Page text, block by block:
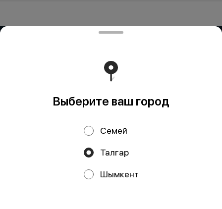
в АО "Kaspi Bank" БИК CASPKZKA
Работает на эффективном ядре
Политика конфиденциальности
Выберите ваш город
Семей
Талгар
Шымкент